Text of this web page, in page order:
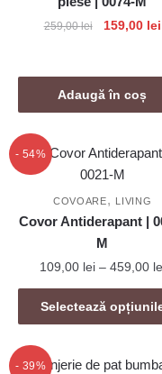
259,00lei
Prețul
259,00 lei.
159,00 lei
Adaugă în coș
- 54%
COVOARE, LIVING
Covor Antiderapant |
M
109,00 lei – 459,00
SelecteazăAcest
produs
mai
- 39%